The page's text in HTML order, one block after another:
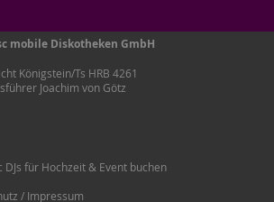
mobile Diskotheken GmbH
Königstein/Ts HRB 4261
Joachim von Götz
DJs für Hochzeit & Event buchen
/ Impressum